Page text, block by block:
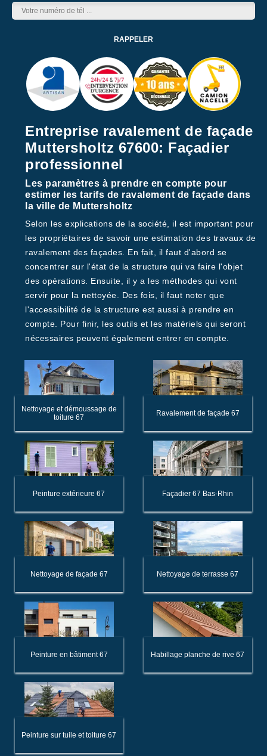
Entreprise ravalement de façade
Muttersholtz 67600: Façadier
professionnel
Les paramètres à prendre en compte pour
estimer les tarifs de ravalement de façade dans
la ville de Muttersholtz
Selon les explications de la société, il est important pour
les propriétaires de savoir une estimation des travaux de
ravalement des façades. En fait, il faut d'abord se
concentrer sur l'état de la structure qui va faire l'objet
des opérations. Ensuite, il y a les méthodes qui vont
servir pour la nettoyée. Des fois, il faut noter que
l'accessibilité de la structure est aussi à prendre en
compte. Pour finir, les outils et les matériels qui seront
nécessaires peuvent également entrer en compte.
Nettoyage et démoussage de
toiture 67
Ravalement de façade 67
Peinture extérieure 67 Façadier 67 Bas-Rhin
Nettoyage de façade 67 Nettoyage de terrasse 67
Peinture en bâtiment 67 Habillage planche de rive 67
Peinture sur tuile et toiture 67